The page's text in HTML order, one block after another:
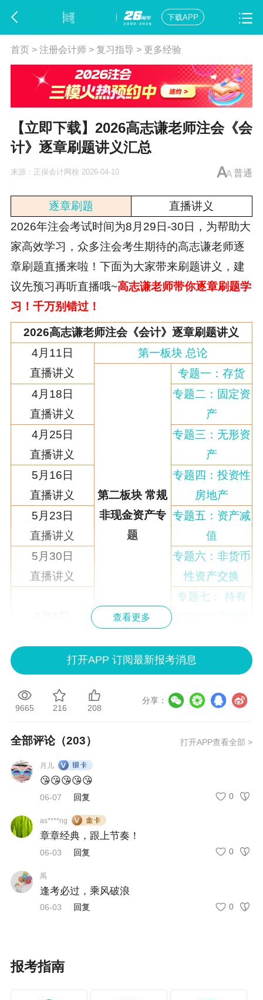
下载APP
首页> 注册会计师> 复习指导 > 更多经验
【立即下载】2026高志谦老师注会《会
计》逐章刷题讲义汇总
普通
来源： 正保会计网校 2026-04-10
逐章刷题
直播讲义
2026年注会考试时间为8月29日-30日，为帮助大
家高效学习，众多注会考生期待的高志谦老师逐
章刷题直播来啦！下面为大家带来刷题讲义，建
议先预习再听直播哦~高志谦老师带你逐章刷题学
习！千万别错过！
2026高志谦老师注会《会计》逐章刷题讲义
4月11日
直播讲义
第一板块 总论
第二板块 常规
非现金资产专
题
专题一：存货
4月18日
直播讲义
专题二：固定资
产
4月25日
直播讲义
专题三：无形资
产
5月16日
直播讲义
专题四：投资性
房地产
5月23日
直播讲义
专题五：资产减
值
5月30日
直播讲义
专题六：非货币
性资产交换
专题七： 持有
止经营
6月20日
直播讲义
第三板块 长期
专题一：长期股
权投资
直播讲义
具
7月11日9:00
直播讲义
7月11日19:00
直播讲义
7月20日
直播讲义
收入、费用和利润
*关注老师账号，随时查看直播动态~
@正保高志谦
查看更多
打开APP 订阅最新报考消息
9665 216 208
分享：
全部评论（203） 打开APP查看全部 >
月儿
😘😘😘😘😘
06-07 回复 0
as****ng
章章经典，跟上节奏！
06-03 回复 0
禹
逢考必过，乘风破浪
06-03 回复 0
报考指南